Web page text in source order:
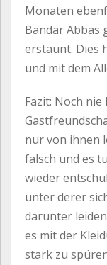
Monaten
Bandar Abbas
erstaunt. Dies
und mit dem
Fazit: Noch
nur von ihnen
falsch und es
wieder
unter derer
darunter
es mit der
stark zu